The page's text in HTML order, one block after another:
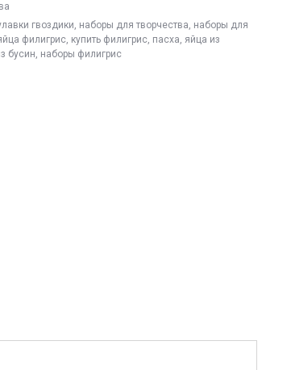
гвоздики, наборы для творчества, наборы для
филигрис, купить филигрис, пасха, яйца из
бусин, наборы филигрис